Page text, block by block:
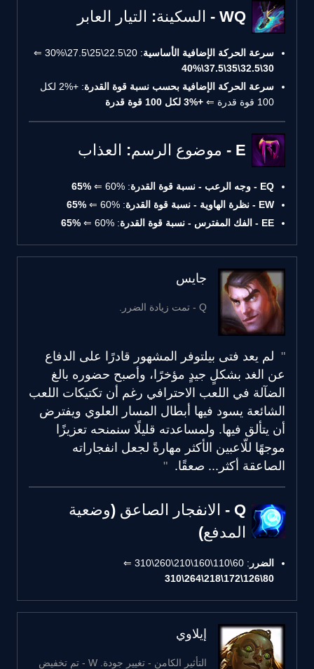
WQ - السكينة: التيار العابر
سرعة الحركة الإضافية الأساسية: 20\22.5\25\27.5\30% ⇐
30\32.5\35\37.5\40%
سرعة الحركة الإضافية بحسب نسبة قوة القدرة
: +2% لكل
100 قوة قدرة ⇐
+3% لكل 100 قوة قدرة
E - موضوع الرسم: العذاب
EQ - وجه الرعب - نسبة قوة القدرة : 60% ⇐
65%
EW - نظرة الهاوية - نسبة قوة القدرة
: 60% ⇐
65%
EE - الفك المفترس - نسبة قوة القدرة
: 60% ⇐
65%
جايس
Q - تمت زيادة الضرر.
لم يعد فتى بيلتوفر المشهور قادرًا على الدفاع
عن الغد بشكلٍ جيدٍ مؤخرًا، وأصبح حضوره بالغ
الضآلة في اللعب الاحترافي رغم أن تكتيكات اللعب
الشائعة يسود فيها أبطال المسار العلوي ويفترض
أن يتألق فيها. ولمساعدته قليلًا سنمنحه تعزيزًا
موجهًا للّاعبين الأكثر مهارةً لجعل انفجاراته
الصاعقة أكثر... صعقًا.
Q - الانفجار الصاعق (وضعية
المدفع)
الضرر : 60\110\160\210\260\310 ⇐
80\126\172\218\264\310
إيلاوي
التأثير الكامن - تغيير جودة. W - تم تخفيض